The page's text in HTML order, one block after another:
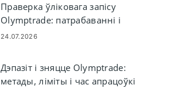
Праверка ўліковага запісу
Olymptrade: патрабаванні і
крокі
24.07.2026
Дэпазіт і зняцце Olymptrade:
метады, ліміты і час апрацоўкі